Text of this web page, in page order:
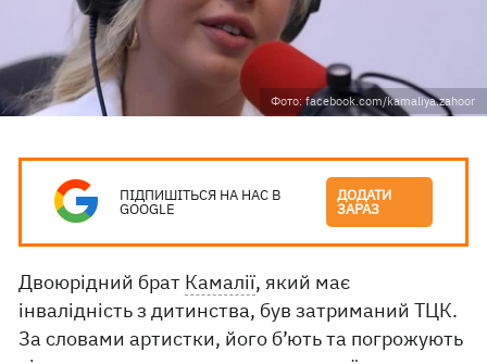
Фото: facebook.com/kamaliya.zahoor
ПІДПИШІТЬСЯ НА НАС В
GOOGLE
ДОДАТИ
ЗАРАЗ
Двоюрідний брат Камалії, який має
інвалідність з дитинства, був затриманий ТЦК.
За словами артистки, його б’ють та погрожують